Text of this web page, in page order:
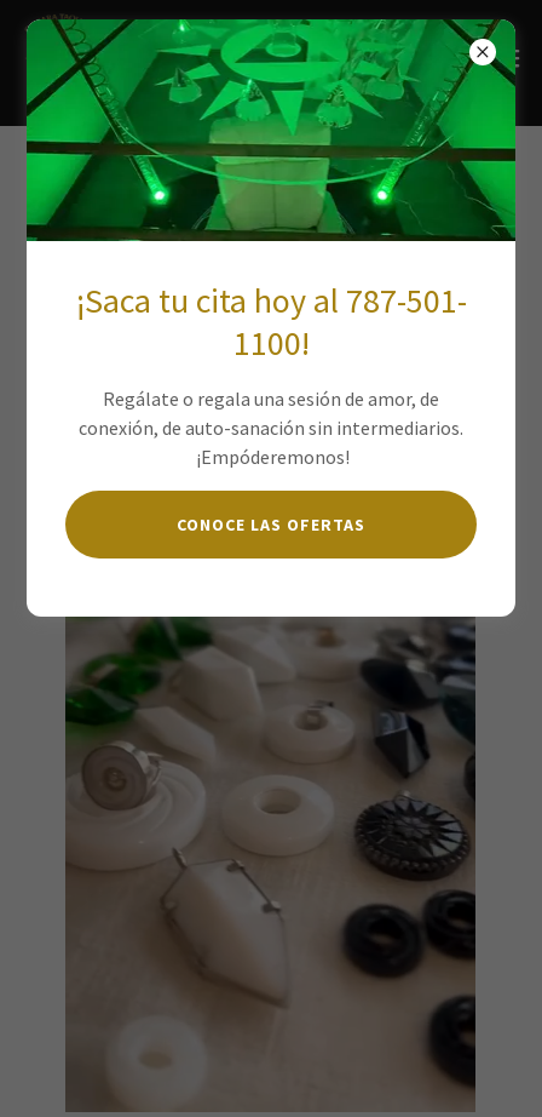
Catálogo de los
Taquiones
¡Saca tu cita hoy al 787-501-
1100!
Regálate o regala una sesión de amor, de
conexión, de auto-sanación sin intermediarios.
¡Empóderemonos!
CONOCE LAS OFERTAS